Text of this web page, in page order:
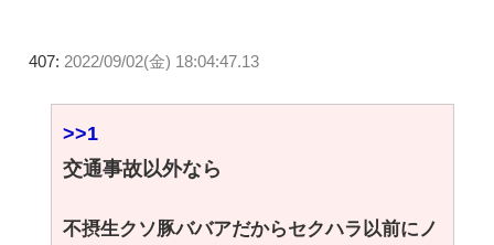
407: 2022/09/02(金) 18:04:47.13
>>1
交通事故以外なら
不摂生クソ豚ババアだからセクハラ以前にノ